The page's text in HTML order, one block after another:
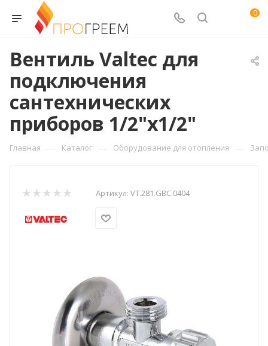
0
Вентиль Valtec для
подключения
сантехнических
приборов 1/2"х1/2"
Главная — Каталог — Оборудование для отопления —
Артикул: VT.281.GBC.0404